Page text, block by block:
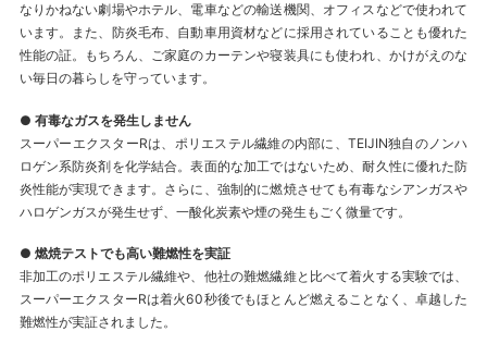
なりかねない劇場やホテル、電車などの輸送機関、オフィスなどで使われて
います。また、防炎毛布、自動車用資材などに採用されていることも優れた
性能の証。もちろん、ご家庭のカーテンや寝装具にも使われ、かけがえのな
い毎日の暮らしを守っています。
● 有毒なガスを発生しません
スーパーエクスターRは、ポリエステル繊維の内部に、TEIJIN独自のノンハ
ロゲン系防炎剤を化学結合。表面的な加工ではないため、耐久性に優れた防
炎性能が実現できます。さらに、強制的に燃焼させても有毒なシアンガスや
ハロゲンガスが発生せず、一酸化炭素や煙の発生もごく微量です。
● 燃焼テストでも高い難燃性を実証
非加工のポリエステル繊維や、他社の難燃繊維と比べて着火する実験では、
スーパーエクスターRは着火60秒後でもほとんど燃えることなく、卓越した
難燃性が実証されました。